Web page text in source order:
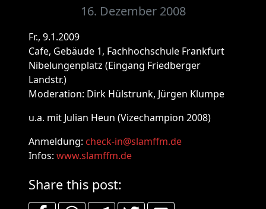
16. Dezember 2008
Fr., 9.1.2009
Cafe, Gebäude 1, Fachhochschule Frankfurt
Nibelungenplatz (Eingang Friedberger
Landstr.)
Moderation: Dirk Hülstrunk, Jürgen Klumpe
u.a. mit Julian Heun (Vizechampion 2008)
Anmeldung: check-in@slamffm.de
Infos: www.slamffm.de
Share this post: